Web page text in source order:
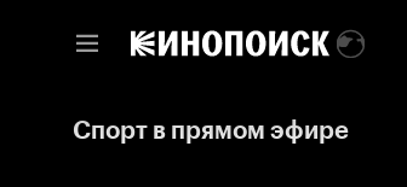
Спорт в прямом эфире